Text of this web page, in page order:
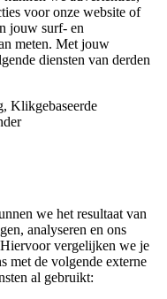
voor onze website of
jouw surf- en
meten. Met jouw
diensten van derden
Klikgebaseerde
we het resultaat van
analyseren en ons
vergelijken we je
met de volgende externe
al gebruikt: